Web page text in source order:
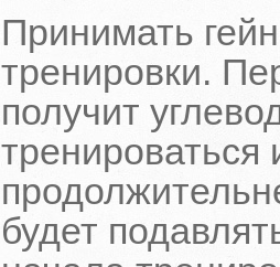
Принимать
тренировки.
получит
тренироваться
будет